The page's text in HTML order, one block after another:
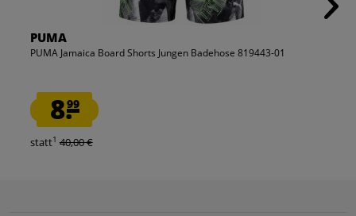
PUMA
PUMA Jamaica Board Shorts Jungen Badehose 819443-01
8.99
statt1 40,00 €